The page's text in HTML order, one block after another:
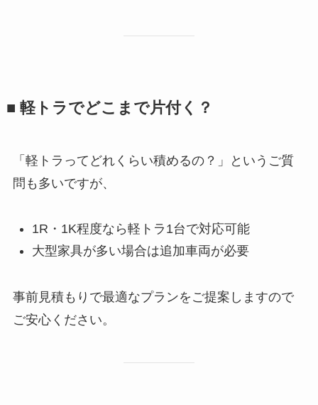
■ 軽トラでどこまで片付く？
「軽トラってどれくらい積めるの？」というご質
問も多いですが、
1R・1K程度なら軽トラ1台で対応可能
大型家具が多い場合は追加車両が必要
事前見積もりで最適なプランをご提案しますので
ご安心ください。